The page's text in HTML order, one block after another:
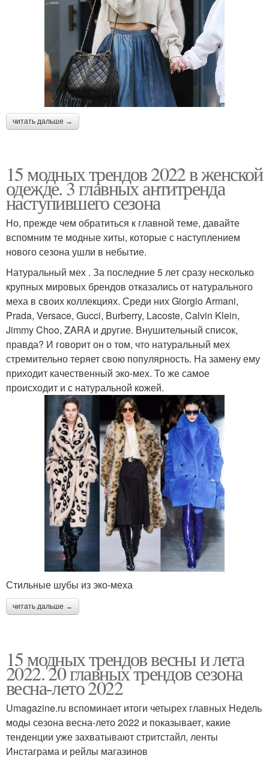
читать дальше →
15 модных трендов 2022 в женской
одежде. 3 главных антитренда
наступившего сезона
Но, прежде чем обратиться к главной теме, давайте
вспомним те модные хиты, которые с наступлением
нового сезона ушли в небытие.
Натуральный мех . За последние 5 лет сразу несколько
крупных мировых брендов отказались от натурального
меха в своих коллекциях. Среди них Giorgio Armani,
Prada, Versace, Gucci, Burberry, Lacoste, Calvin Klein,
Jimmy Choo, ZARA и другие. Внушительный список,
правда? И говорит он о том, что натуральный мех
стремительно теряет свою популярность. На замену ему
приходит качественный эко-мех. То же самое
происходит и с натуральной кожей.
Стильные шубы из эко-меха
читать дальше →
15 модных трендов весны и лета
2022. 20 главных трендов сезона
весна-лето 2022
Umagazine.ru вспоминает итоги четырех главных Недель
моды сезона весна-лето 2022 и показывает, какие
тенденции уже захватывают стритстайл, ленты
Инстаграма и рейлы магазинов